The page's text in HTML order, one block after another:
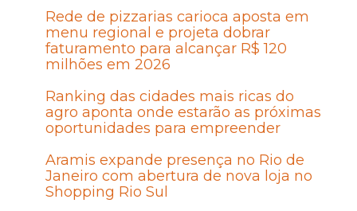
Rede de pizzarias carioca aposta em
menu regional e projeta dobrar
faturamento para alcançar R$ 120
milhões em 2026
Ranking das cidades mais ricas do
agro aponta onde estarão as próximas
oportunidades para empreender
Aramis expande presença no Rio de
Janeiro com abertura de nova loja no
Shopping Rio Sul